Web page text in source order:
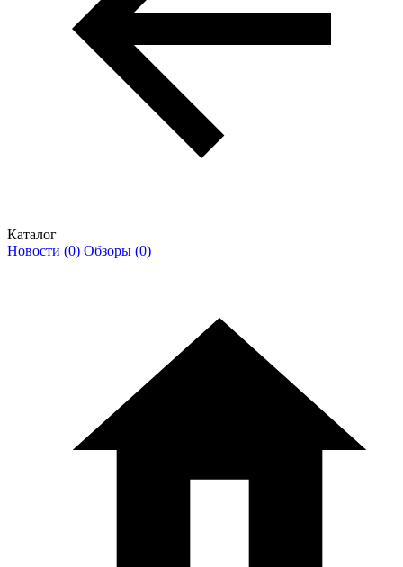
Каталог
Новости (0) Обзоры (0)